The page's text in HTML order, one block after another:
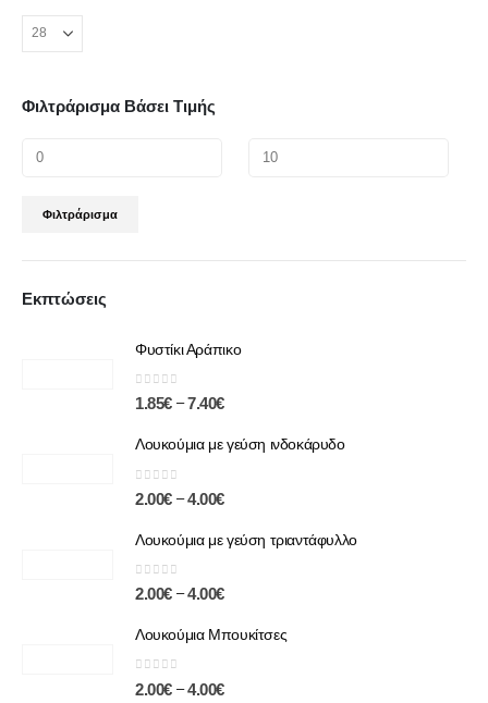
Φιλτράρισμα Βάσει Τιμής
Φιλτράρισμα
Εκπτώσεις
Φυστίκι Αράπικο
0 out of 5
1.85€ – 7.40€
Λουκούμια με γεύση ινδοκάρυδο
0out of 5
2.00€ – 4.00€
Λουκούμια με γεύση τριαντάφυλλο
0out of 5
2.00€ – 4.00€
Λουκούμια Μπουκίτσες
0out of 5
2.00€ – 4.00€